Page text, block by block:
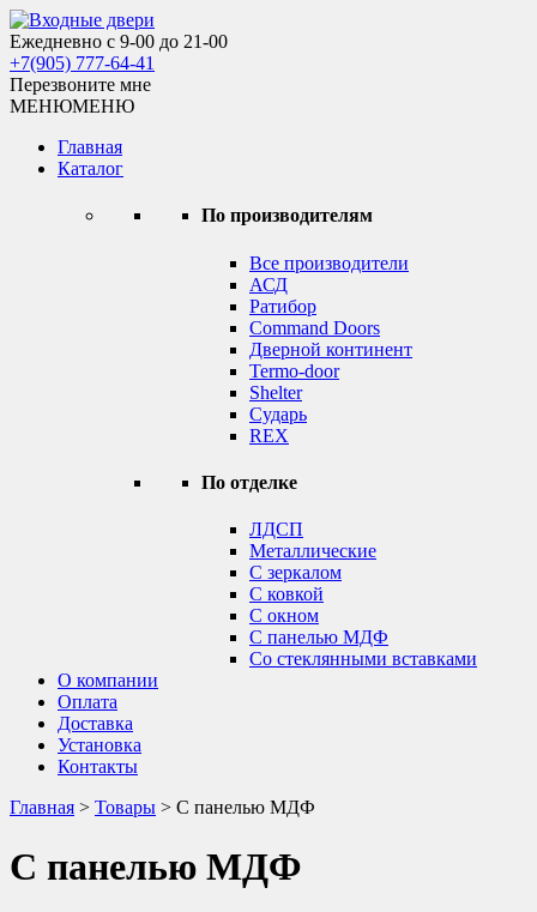
Skip
to
content
Входные двери
Ежедневно с 9-00 до 21-00
+7(905) 777-64-41
Перезвоните мне
МЕНЮМЕНЮ
Главная
Каталог
По производителям
Все производители
АСД
Ратибор
Command Doors
Дверной континент
Termo-door
Shelter
Сударь
REX
По отделке
ЛДСП
Металлические
С зеркалом
С ковкой
С окном
С панелью МДФ
Со стеклянными вставками
О компании
Оплата
Доставка
Установка
Контакты
Главная > Товары > С панелью МДФ
С панелью МДФ